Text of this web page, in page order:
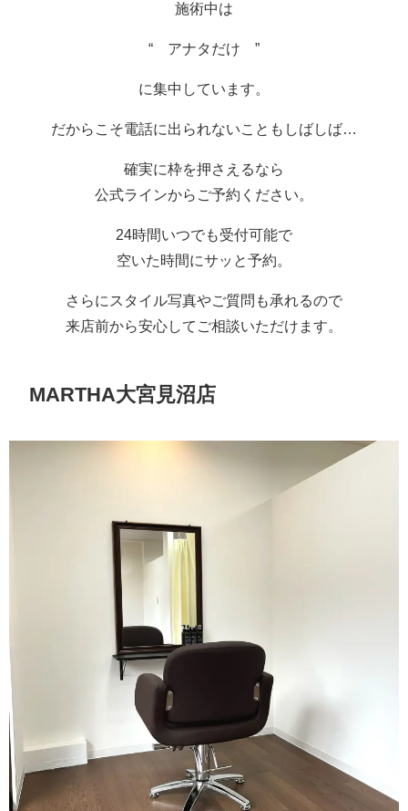
施術中は
“ アナタだけ ”
に集中しています。
だからこそ電話に出られないこともしばしば…
確実に枠を押さえるなら
公式ラインからご予約ください。
24時間いつでも受付可能で
空いた時間にサッと予約。
さらにスタイル写真やご質問も承れるので
来店前から安心してご相談いただけます。
MARTHA大宮見沼店